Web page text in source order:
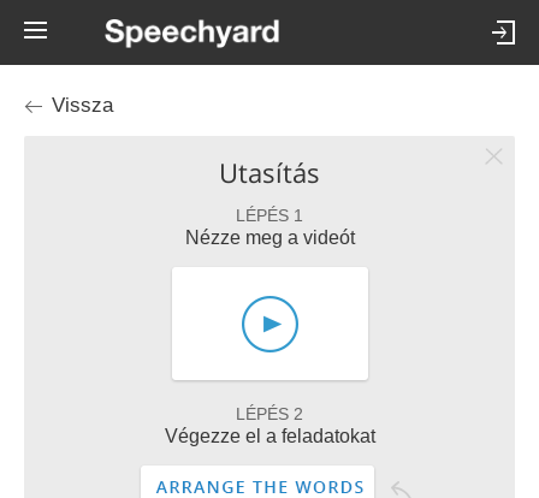
Vissza
Utasítás
LÉPÉS 1
Nézze meg a videót
LÉPÉS 2
Végezze el a feladatokat